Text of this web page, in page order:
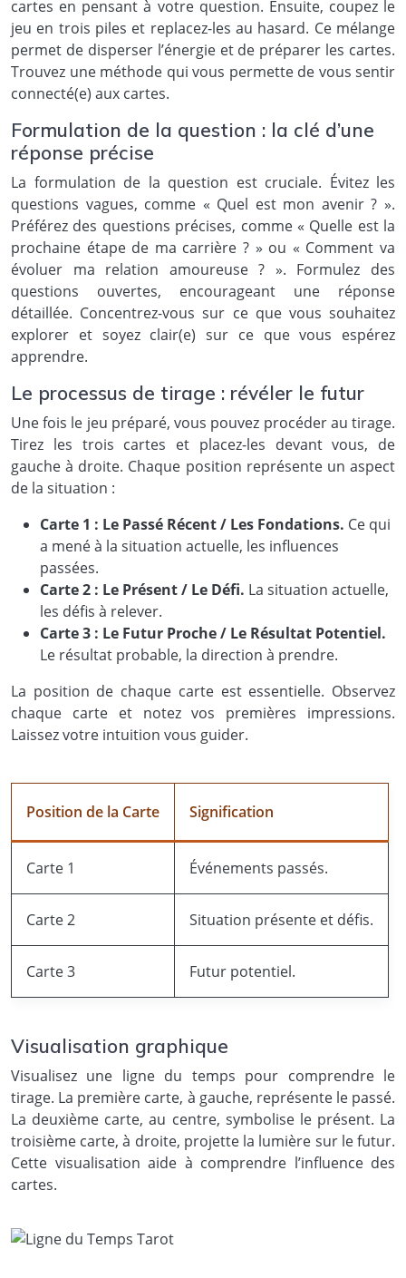
cartes en pensant à votre question. Ensuite, coupez le
jeu en trois piles et replacez-les au hasard. Ce mélange
permet de disperser l’énergie et de préparer les cartes.
Trouvez une méthode qui vous permette de vous sentir
connecté(e) aux cartes.
Formulation de la question : la clé d’une
réponse précise
La formulation de la question est cruciale. Évitez les
questions vagues, comme « Quel est mon avenir ? ».
Préférez des questions précises, comme « Quelle est la
prochaine étape de ma carrière ? » ou « Comment va
évoluer ma relation amoureuse ? ». Formulez des
questions ouvertes, encourageant une réponse
détaillée. Concentrez-vous sur ce que vous souhaitez
explorer et soyez clair(e) sur ce que vous espérez
apprendre.
Le processus de tirage : révéler le futur
Une fois le jeu préparé, vous pouvez procéder au tirage.
Tirez les trois cartes et placez-les devant vous, de
gauche à droite. Chaque position représente un aspect
de la situation :
Carte 1 : Le Passé Récent / Les Fondations. Ce qui
a mené à la situation actuelle, les influences
passées.
Carte 2 : Le Présent / Le Défi. La situation actuelle,
les défis à relever.
Carte 3 : Le Futur Proche / Le Résultat Potentiel.
Le résultat probable, la direction à prendre.
La position de chaque carte est essentielle. Observez
chaque carte et notez vos premières impressions.
Laissez votre intuition vous guider.
Position de la Carte Signification
Carte 1 Événements passés.
Carte 2 Situation présente et défis.
Carte 3 Futur potentiel.
Visualisation graphique
Visualisez une ligne du temps pour comprendre le
tirage. La première carte, à gauche, représente le passé.
La deuxième carte, au centre, symbolise le présent. La
troisième carte, à droite, projette la lumière sur le futur.
Cette visualisation aide à comprendre l’influence des
cartes.